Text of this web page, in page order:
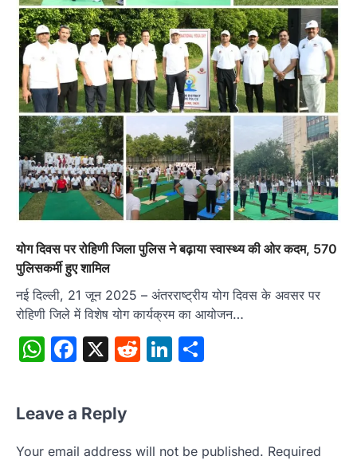
योग दिवस पर रोहिणी जिला पुलिस ने बढ़ाया स्वास्थ्य की ओर कदम, 570
पुलिसकर्मी हुए शामिल
नई दिल्ली, 21 जून 2025 – अंतरराष्ट्रीय योग दिवस के अवसर पर
रोहिणी जिले में विशेष योग कार्यक्रम का आयोजन…
WhatsApp
Facebook
X RedditLinkedIn
Leave a Reply
Your email address will not be published. Required